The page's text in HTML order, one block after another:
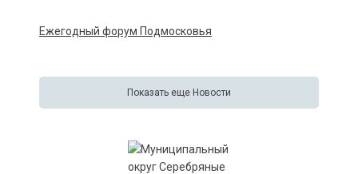
Ежегодный форум Подмосковья
Показать еще Новости